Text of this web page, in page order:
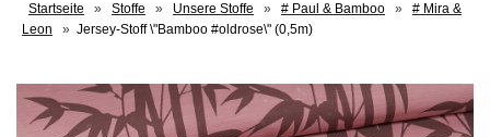
Startseite » Stoffe » Unsere Stoffe » # Paul & Bamboo »
# Mira &
Leon
» Jersey-Stoff \"Bamboo #oldrose\" (0,5m)